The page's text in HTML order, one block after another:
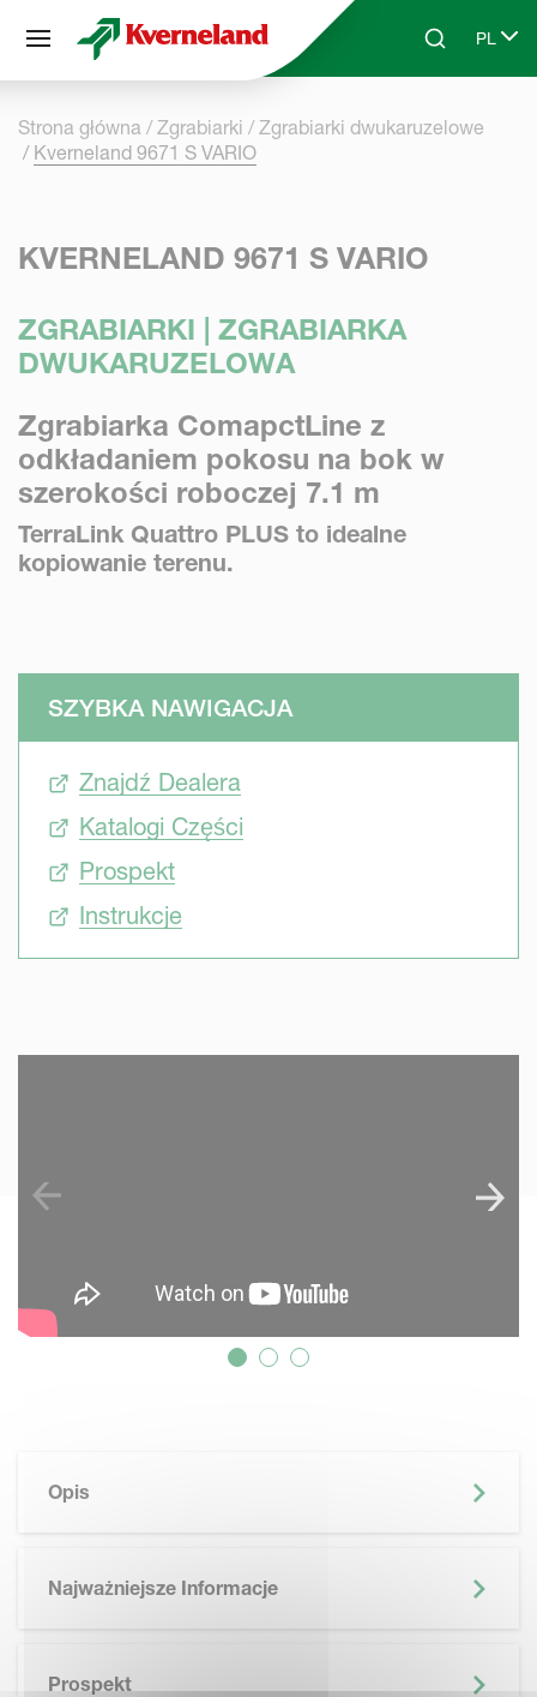
Skip to main contentSearchPL
Select
Strona główna Zgrabiarki
Zgrabiarki dwukaruzelowe
Kverneland 9671 S VARIO
KVERNELAND 9671 S VARIO
ZGRABIARKI | ZGRABIARKA
DWUKARUZELOWA
Zgrabiarka ComapctLine z
odkładaniem pokosu na bok w
szerokości roboczej 7.1 m
TerraLink Quattro PLUS to idealne
kopiowanie terenu.
SZYBKA NAWIGACJA
Znajdź Dealera
Katalogi Części
Prospekt
Instrukcje
Opis
Najważniejsze Informacje
Prospekt
Panel zarządzania plikami cookies